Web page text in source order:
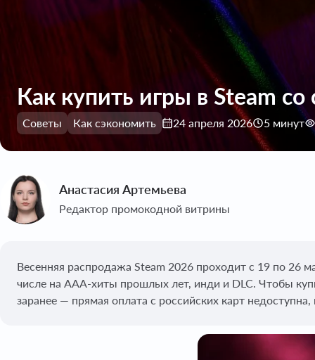
Как купить игры в Steam
Советы Как сэкономить 24 апреля 2026 5 минут
Анастасия Артемьева
Редактор промокодной витрины
Весенняя распродажа Steam 2026 проходит с 19 по 26
числе на AAA-хиты прошлых лет, инди и DLC. Чтобы
заранее — прямая оплата с российских карт